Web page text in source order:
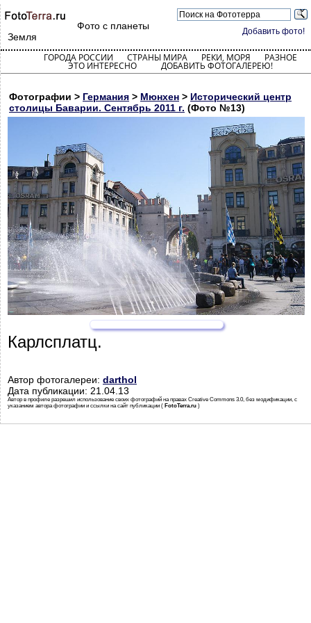
Добавить фото!
Фото с планеты
Земля
ГОРОДА РОССИИ СТРАНЫ МИРА РЕКИ, МОРЯ РАЗНОЕ
ЭТО ИНТЕРЕСНО ДОБАВИТЬ ФОТОГАЛЕРЕЮ!
Фотографии > Германия > Мюнхен > Исторический центр
столицы Баварии. Сентябрь 2011 г. (Фото №13)
Карлсплатц.
Автор фотогалереи: darthol
Дата публикации: 21.04.13
Автор в профиле разрешил использование своих фотографий на правах Creative Commons 3.0, без модификации, с
указанием автора фотографии и ссылки на сайт публикации ( FotoTerra.ru )